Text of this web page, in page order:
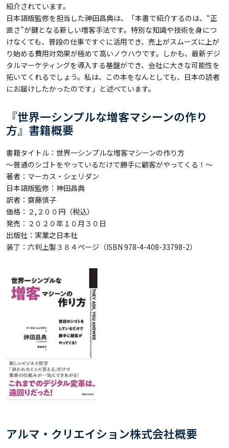
紹介されています。
日本語版監修を担当した神田昌典は、「本書で紹介するのは、“正
直さ”が鍵となる新しい増客手法です。特別な知識や技術を身につ
けなくても、普段の仕事ですぐに活用でき、売上がスムーズに上が
り始める費用対効果が極めて高いノウハウです。しかも、最新デジ
タルマーケティングを導入する基盤ができ、会社に大きな可能性を
拓いてくれるでしょう。私は、この本をなんとしても、日本の読者
にお届けしたかったのです」と述べています。
『世界一シンプルな増客マシーンの作り
方』書籍概要
書籍タイトル：世界一シンプルな増客マシーンの作り方
～普通のシゴトをやっているだけで勝手に顧客がやってくる！～
著者：マーカス・シェリダン
日本語版監修：神田昌典
訳者：齋藤慎子
価格：２,２００円（税込）
発売：２０２０年１０月３０日
出版社：実業之日本社
装丁：六判上製３８４ページ（ISBN 978-4-408-33798-2）
アルマ・クリエイション株式会社概要